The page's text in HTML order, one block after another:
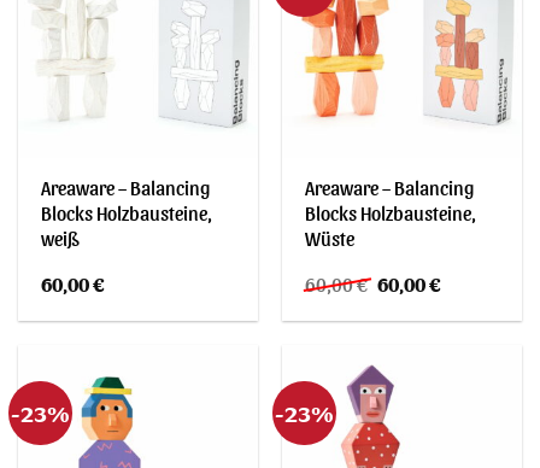
Areaware – Balancing
Blocks Holzbausteine,
weiß
60,00€
Areaware – Balancing
Blocks Holzbausteine,
Wüste
60,00€ Ursprünglicher
Preis
war:
60,00€Aktueller
ist:
-23% -23%